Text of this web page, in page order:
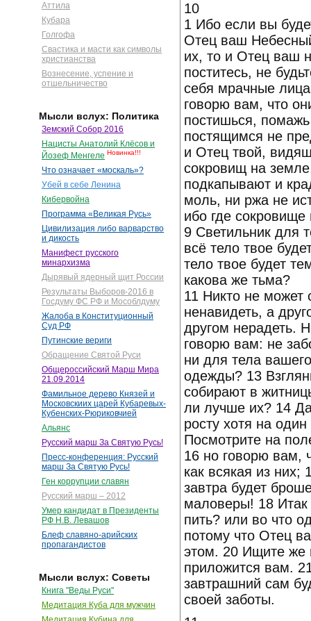
Аттила
Кубара
Голгофа
Свастика и масти как символы
христианства
Вознесение, успение и
отшельничество
Мысли вслух: Политика
Земский Собор 2016
Нацисты Анатолий Клёсов и
Йозеф Менгеле Новинка!!!
Что означает «москаль»?
Убей в себе Ленина
Кибервойна
Программа «Великая Русь»
Цивилизация либо варварство
и дикость
Манифест русского
минархизма
Дырявый ядерный щит России
Результаты Выборов-2016 в
Госдуму ФС РФ и Мособлдуму
Жалоба в Конституционный
Суд РФ
Путинские вериги
Обращение Святой Руси
Общероссийский Марш Мира
21.09.2014
Фамильное дерево Князей и
Московскиих царей Кубаревых-
Кубенских-Рюриковчией
Альянс
Русский марш За Святую Русь!
Пресс-конференция: Русский
марш За Святую Русь!
Ген коррупции славян
Русский марш – 2012
Умер кандидат в Президенты
РФ Н.В. Левашов
Блеф славяно-арийских
пропагандистов
Мысли вслух: Советы
Книга "Веды Руси"
Медитация Куба для мужчин
10
1 Ибо если вы
Отец ваш
их, то и Отец ваш
поститесь, не
себя мрачные
говорю вам, что
постишься,
постящимся не
и Отец твой,
сокровищ на
подкапывают и
моль, ни ржа не
ибо где
9 Светильник для
всё тело твое
тело твое будет
какова же тьма?
11 Никто не может
ненавидеть, а
другом нерадеть.
говорю вам: не
ни для тела
одежды? 13
собирают в
ли лучше их? 14
росту хотя на
Посмотрите на
16 но говорю вам,
как всякая из них;
завтра будет
маловеры! 18 Итак
пить? или во что
потому что Отец
этом. 20 Ищите же
приложится вам.
завтрашний сам
своей заботы.